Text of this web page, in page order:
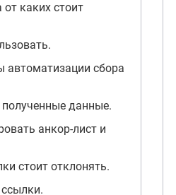
каких стоит
автоматизации сбора
полученные данные.
анкор-лист и
стоит отклонять.